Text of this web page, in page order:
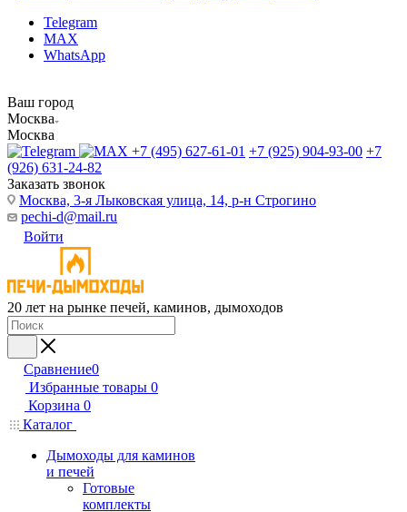
Telegram
MAX
WhatsApp
Ваш город
Москва
Москва
+7 (495) 627-61-01 +7 (925) 904-93-00 +7
(926) 631-24-82
Заказать звонок
Москва, 3-я Лыковская улица, 14, р-н Строгино
pechi-d@mail.ru
Войти
20 лет на рынке печей, каминов, дымоходов
Сравнение0
Избранные товары 0
Корзина 0
Каталог
Дымоходы для каминов
и печей
Готовые
комплекты